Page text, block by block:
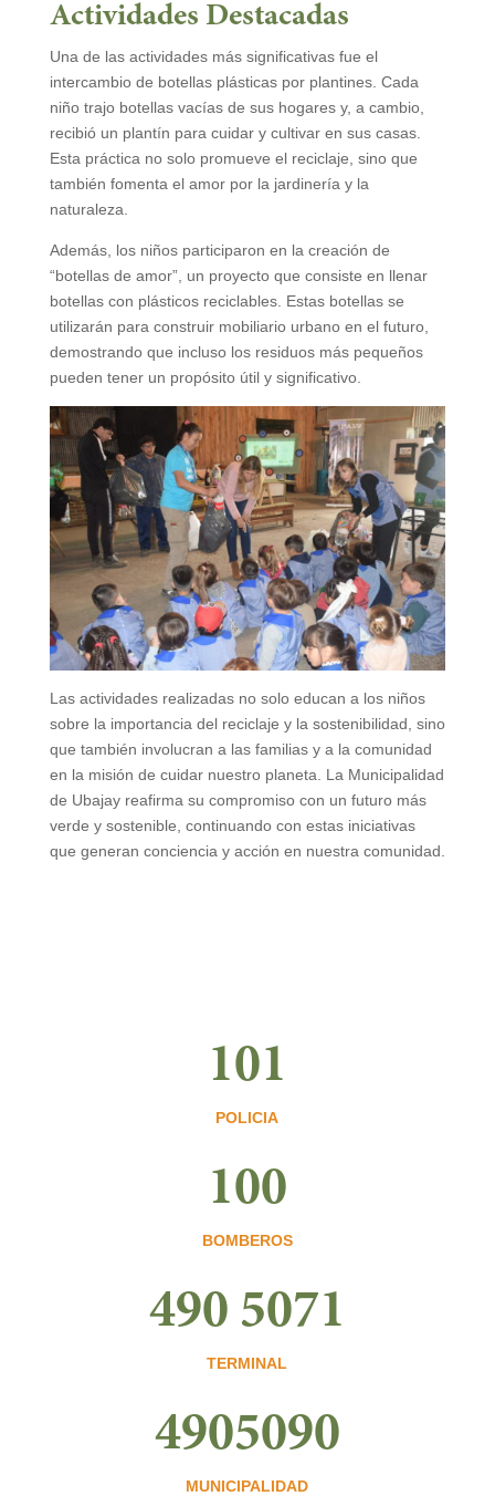
Actividades Destacadas
Una de las actividades más significativas fue el
intercambio de botellas plásticas por plantines. Cada
niño trajo botellas vacías de sus hogares y, a cambio,
recibió un plantín para cuidar y cultivar en sus casas.
Esta práctica no solo promueve el reciclaje, sino que
también fomenta el amor por la jardinería y la
naturaleza.
Además, los niños participaron en la creación de
“botellas de amor”, un proyecto que consiste en llenar
botellas con plásticos reciclables. Estas botellas se
utilizarán para construir mobiliario urbano en el futuro,
demostrando que incluso los residuos más pequeños
pueden tener un propósito útil y significativo.
Las actividades realizadas no solo educan a los niños
sobre la importancia del reciclaje y la sostenibilidad, sino
que también involucran a las familias y a la comunidad
en la misión de cuidar nuestro planeta. La Municipalidad
de Ubajay reafirma su compromiso con un futuro más
verde y sostenible, continuando con estas iniciativas
que generan conciencia y acción en nuestra comunidad.
101
POLICIA
100
BOMBEROS
490 5071
TERMINAL
4905090
MUNICIPALIDAD